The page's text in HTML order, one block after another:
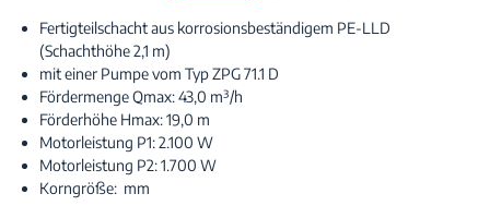
Fertigteilschacht aus korrosionsbeständigem PE-LLD
(Schachthöhe 2,1 m)
mit einer Pumpe vom Typ ZPG 71.1 D
Fördermenge Qmax: 43,0 m³/h
Förderhöhe Hmax: 19,0 m
Motorleistung P1: 2.100 W
Motorleistung P2: 1.700 W
Korngröße: mm